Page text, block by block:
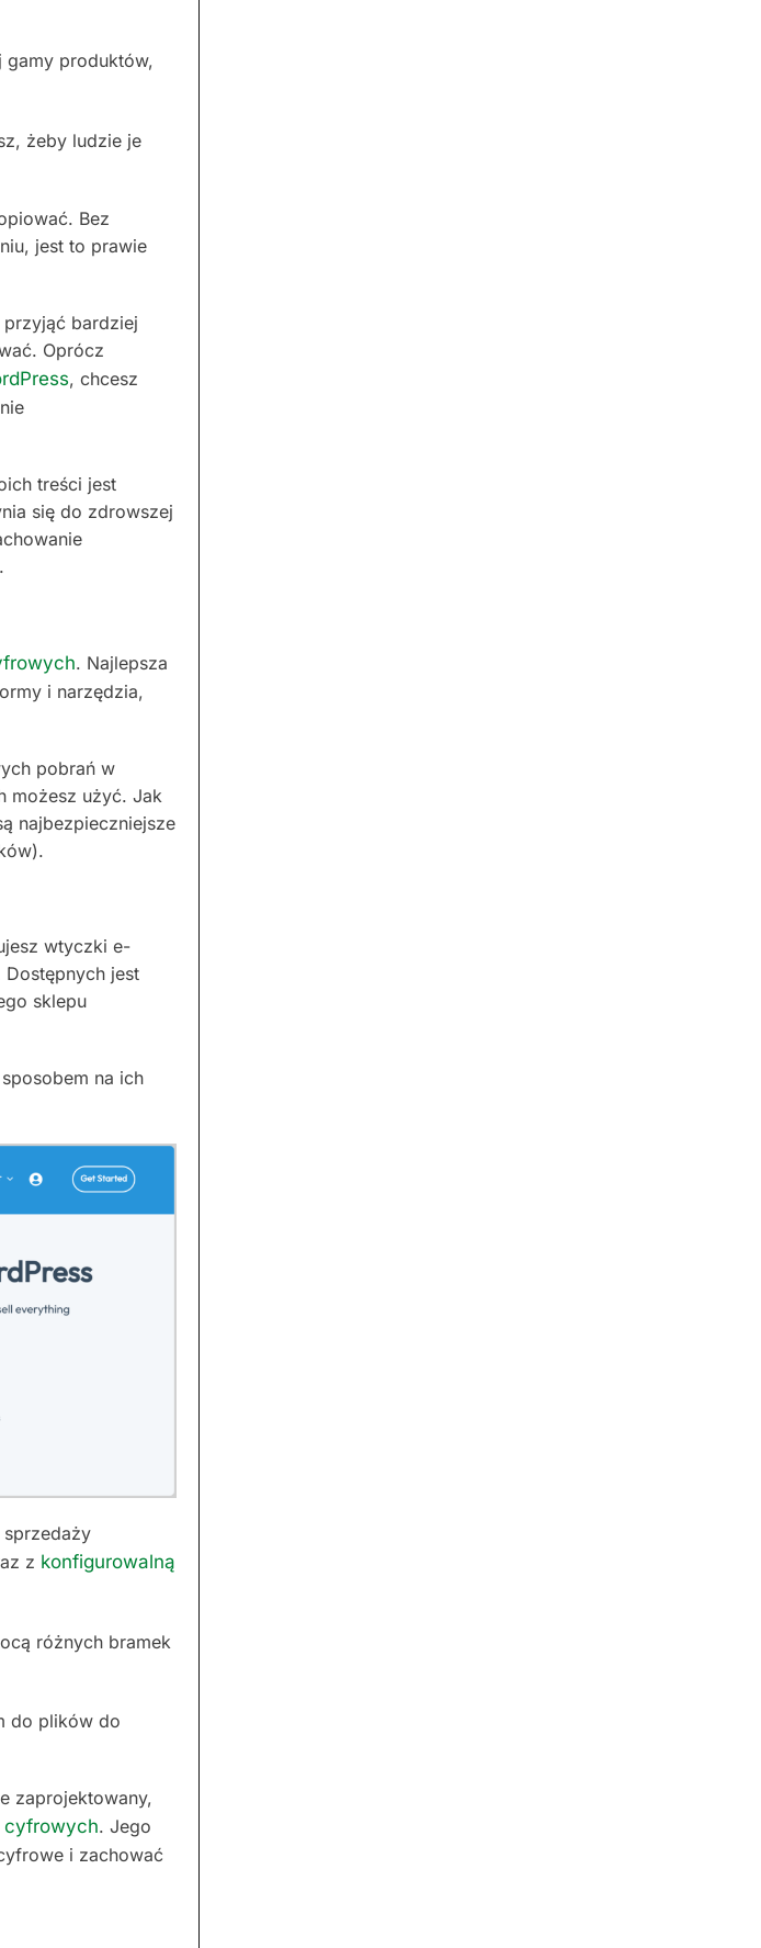
gamy produktów,
żeby ludzie je
Bez
jest to prawie
bardziej
Oprócz
, chcesz
treści jest
się do zdrowszej
. Najlepsza
i narzędzia,
pobrań w
możesz użyć. Jak
najbezpieczniejsze
wtyczki e-
jest
sklepu
na ich
sprzedaży
z konfigurowalną
różnych bramek
do plików do
zaprojektowany,
cyfrowych. Jego
i zachować